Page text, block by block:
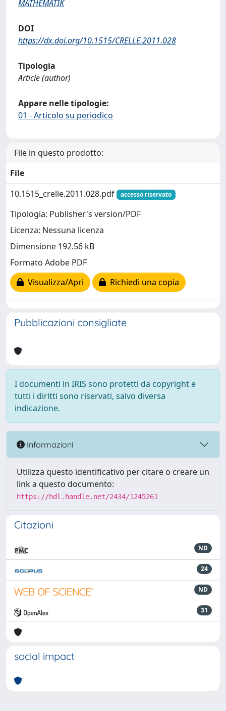
MATHEMATIK
DOI
https://dx.doi.org/10.1515/CRELLE.2011.028
Tipologia
Article (author)
Appare nelle tipologie:
01 - Articolo su periodico
File in questo prodotto:
File
10.1515_crelle.2011.028.pdf
accesso riservato
Tipologia: Publisher's version/PDF
Licenza: Nessuna licenza
Dimensione 192.56 kB
Formato Adobe PDF
Visualizza/Apri
Richiedi una copia
Pubblicazioni consigliate
I documenti in IRIS sono protetti da copyright e
tutti i diritti sono riservati, salvo diversa
indicazione.
Informazioni
Utilizza questo identificativo per citare o creare un
link a questo documento:
https://hdl.handle.net/2434/1245261
Citazioni
ND
24
ND
31
social impact